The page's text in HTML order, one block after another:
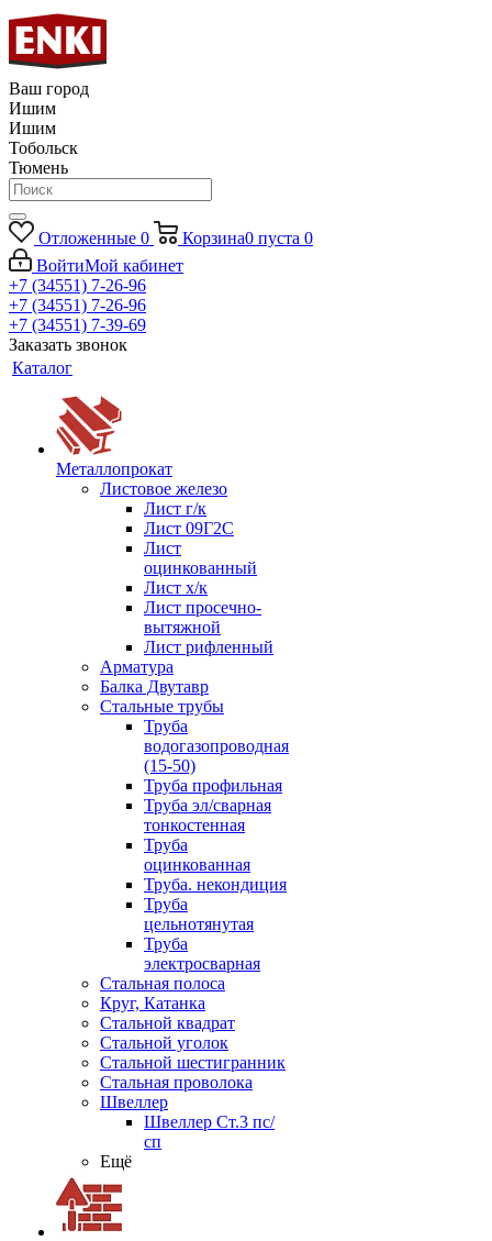
Ваш город
Ишим
Ишим
Тобольск
Тюмень
Отложенные 0 Корзина0 пуста 0
ВойтиМой кабинет
+7 (34551) 7-26-96
+7 (34551) 7-26-96
+7 (34551) 7-39-69
Заказать звонок
Каталог
Металлопрокат
Листовое железо
Лист г/к
Лист 09Г2С
Лист
оцинкованный
Лист х/к
Лист просечно-
вытяжной
Лист рифленный
Арматура
Балка Двутавр
Стальные трубы
Труба
водогазопроводная
(15-50)
Труба профильная
Труба эл/сварная
тонкостенная
Труба
оцинкованная
Труба. некондиция
Труба
цельнотянутая
Труба
электросварная
Стальная полоса
Круг, Катанка
Стальной квадрат
Стальной уголок
Стальной шестигранник
Стальная проволока
Швеллер
Швеллер Ст.3 пс/
сп
Ещё